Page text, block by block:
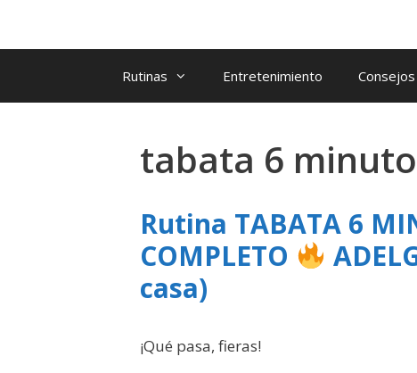
Rutinas Entretenimiento
tabata 6
Rutina TABATA 6
COMPLETO
casa)
¡Qué pasa, fieras!